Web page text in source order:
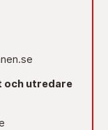
och utredare